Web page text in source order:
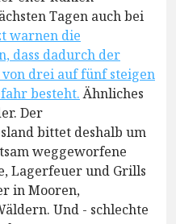
Tagen auch bei
warnen die
dass dadurch der
drei auf fünf steigen
besteht.Ähnliches
Der
bittet deshalb um
weggeworfene
Lagerfeuer und Grills
in Mooren,
Und - schlechte